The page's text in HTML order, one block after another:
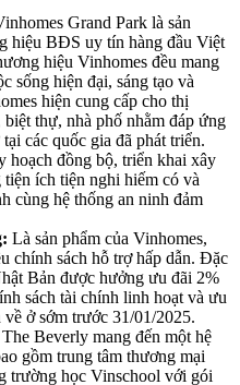
Grand Park là sản
hiệu BĐS uy tín hàng đầu Việt
hiệu Vinhomes đều mang
sống hiện đại, sáng tạo và
hiện cung cấp cho thị
thự, nhà phố nhằm đáp ứng
các quốc gia đã phát triển.
hoạch đồng bộ, triển khai xây
ích tiện nghi hiếm có và
cùng hệ thống an ninh đảm
Là sản phẩm của Vinhomes,
chính sách hỗ trợ hấp dẫn. Đặc
Bản được hưởng ưu đãi 2%
sách tài chính linh hoạt và ưu
ở sớm trước 31/01/2025.
Beverly mang đến một hệ
gồm trung tâm thương mại
trường học Vinschool với gói